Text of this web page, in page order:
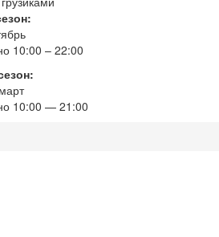
10:00 – 22:00
10:00 — 21:00